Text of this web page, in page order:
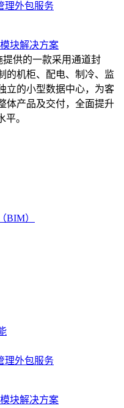
理外包服务
块解决方案
提供的一款采用通道封
的机柜、配电、制冷、监
立的小型数据中心，为客
体产品及交付，全面提升
。
BIM）
理外包服务
块解决方案